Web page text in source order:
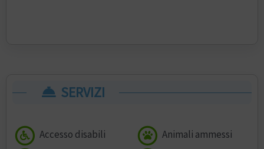
SERVIZI
Accesso disabili
Animali ammessi